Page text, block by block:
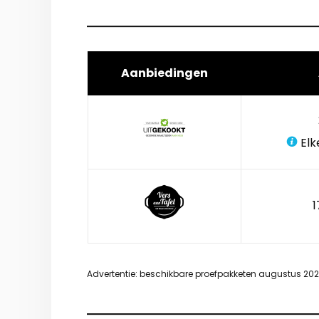
Aanbiedingen
Advertentie: beschikbare proefpakketen augustus